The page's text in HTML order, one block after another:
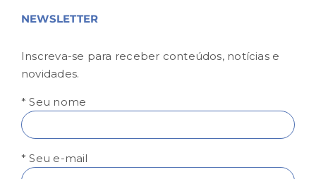
NEWSLETTER
Inscreva-se para receber conteúdos, notícias e
novidades.
* Seu nome
* Seu e-mail